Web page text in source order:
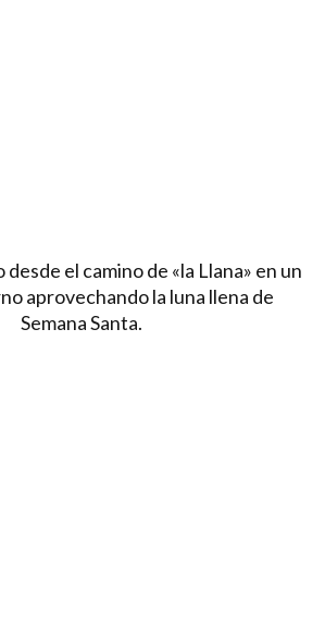
el camino de «la Llana» en un
aprovechando la luna llena de
Semana Santa.